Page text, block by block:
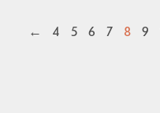
← 4 5 6 7 8 9